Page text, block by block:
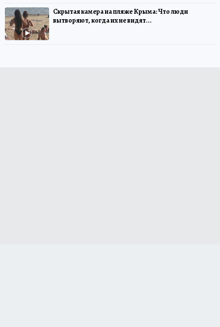
Скрытая камера на пляже Крыма: Что люди
вытворяют, когда их не видят...